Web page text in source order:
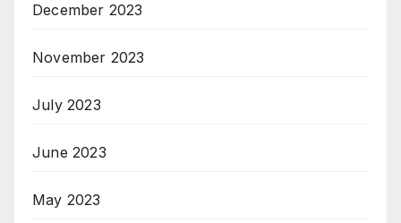
December 2023
November 2023
July 2023
June 2023
May 2023